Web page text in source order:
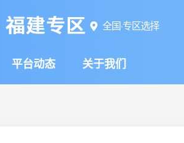
全国·专区选择
平台动态 关于我们